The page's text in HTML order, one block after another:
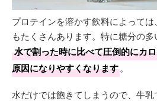
プロテインを溶かす飲料によって
もたくさんあります。特に糖分の多
水で割った時に比べて圧倒的にカ
原因になりやすくなります。
水だけでは飽きてしまうので、牛